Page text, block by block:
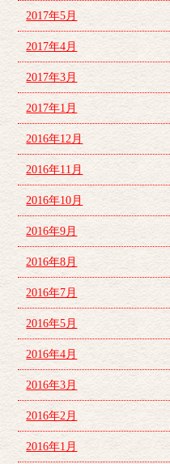
2017年5月
2017年4月
2017年3月
2017年1月
2016年12月
2016年11月
2016年10月
2016年9月
2016年8月
2016年7月
2016年5月
2016年4月
2016年3月
2016年2月
2016年1月